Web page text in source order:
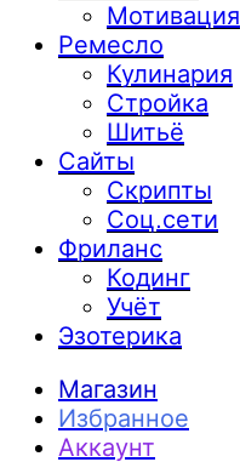
Мотивация
Ремесло
Кулинария
Стройка
Шитьё
Сайты
Скрипты
Соц.сети
Фриланс
Кодинг
Учёт
Эзотерика
Магазин
Избранное
Аккаунт